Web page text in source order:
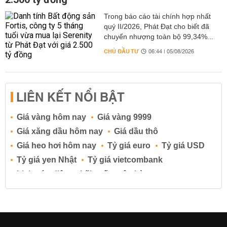
Trong báo cáo tài chính hợp nhất
quý II/2026, Phát Đạt cho biết đã
chuyển nhượng toàn bộ 99,34%...
CHỦ ĐẦU TƯ 06:44 | 05/08/2026
LIÊN KẾT NỔI BẬT
Giá vàng hôm nay
Giá vàng 9999
Giá xăng dầu hôm nay
Giá dầu thô
Giá heo hơi hôm nay
Tỷ giá euro
Tỷ giá USD
Tỷ giá yen Nhật
Tỷ giá vietcombank
Lịch cúp điện
Lãi suất ngân hàng
Lãi suất tiết kiệm
Lãi suất tiền gửi